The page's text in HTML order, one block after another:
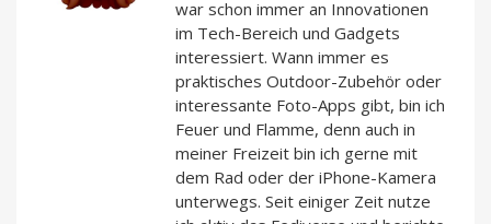
war schon immer an Innovationen
im Tech-Bereich und Gadgets
interessiert. Wann immer es
praktisches Outdoor-Zubehör oder
interessante Foto-Apps gibt, bin ich
Feuer und Flamme, denn auch in
meiner Freizeit bin ich gerne mit
dem Rad oder der iPhone-Kamera
unterwegs. Seit einiger Zeit nutze